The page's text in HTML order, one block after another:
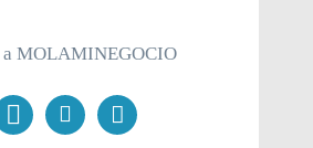
a MOLAMINEGOCIO